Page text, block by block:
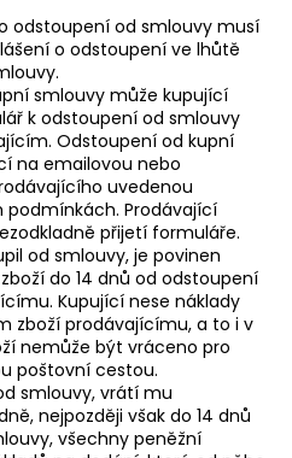
odstoupení od smlouvy musí
o odstoupení ve lhůtě
smlouvy může kupující
k odstoupení od smlouvy
Odstoupení od kupní
na emailovou nebo
uvedenou
Prodávající
přijetí formuláře.
od smlouvy, je povinen
do 14 dnů od odstoupení
Kupující nese náklady
zboží prodávajícímu, a to i v
nemůže být vráceno pro
poštovní cestou.
smlouvy, vrátí mu
nejpozději však do 14 dnů
všechny peněžní